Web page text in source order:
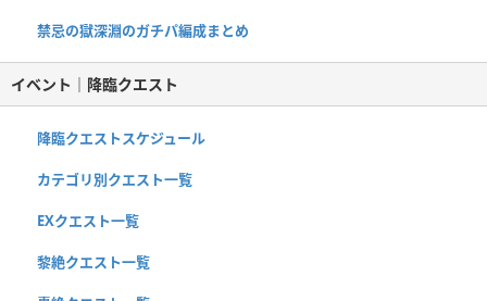
禁忌の獄深淵のガチパ編成まとめ
イベント｜降臨クエスト
降臨クエストスケジュール
カテゴリ別クエスト一覧
EXクエスト一覧
黎絶クエスト一覧